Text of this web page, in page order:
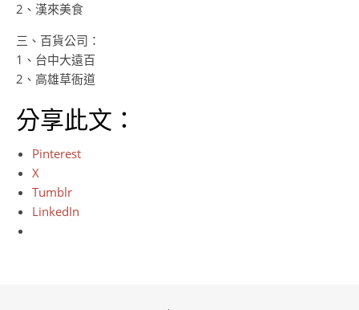
2、漢來美食
三、百貨公司：
1、台中大遠百
2、高雄草衙道
分享此文：
Pinterest
X
Tumblr
LinkedIn